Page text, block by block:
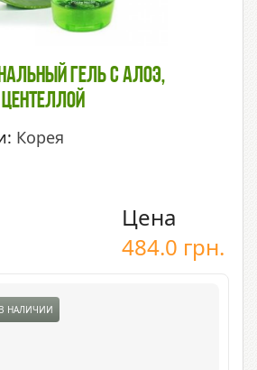
Гель С Алоэ,
Корея
Цена
484.0 грн.
НАЛИЧИИ